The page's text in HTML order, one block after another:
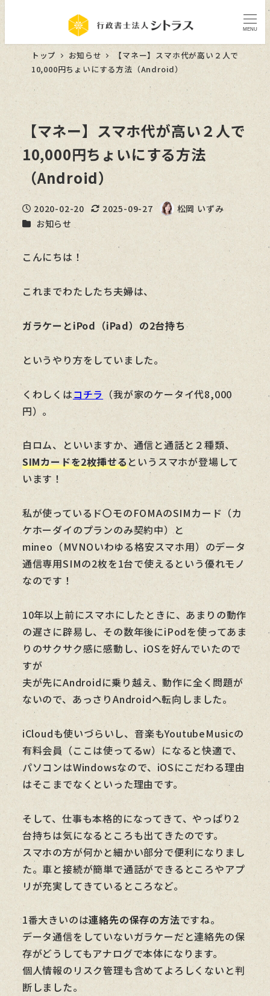
MENU
トップ お知らせ
【マネー】スマホ代が高い２人で
10,000円ちょいにする方法（Android）
【マネー】スマホ代が高い２人で
10,000円ちょいにする方法
（Android）
投稿日
2020-02-20
更新日
2025-09-27
著
者
松岡 いずみ
カテゴリー
お知らせ
こんにちは！
これまでわたしたち夫婦は、
ガラケーとiPod（iPad）の2台持ち
というやり方をしていました。
くわしくはコチラ （我が家のケータイ代8,000
円）。
白ロム、といいますか、通信と通話と２種類、
SIMカードを2枚挿せるというスマホが登場して
います！
私が使っているド〇モのFOMAのSIMカード（カ
ケホーダイのプランのみ契約中）と
mineo（MVNOいわゆる格安スマホ用）のデータ
通信専用SIMの2枚を1台で使えるという優れモノ
なのです！
10年以上前にスマホにしたときに、あまりの動作
の遅さに辟易し、その数年後にiPodを使ってあま
りのサクサク感に感動し、iOSを好んでいたので
すが
夫が先にAndroidに乗り越え、動作に全く問題が
ないので、あっさりAndroidへ転向しました。
iCloudも使いづらいし、音楽もYoutubeMusicの
有料会員（ここは使ってるw）になると快適で、
パソコンはWindowsなので、iOSにこだわる理由
はそこまでなくといった理由です。
そして、仕事も本格的になってきて、やっぱり2
台持ちは気になるところも出てきたのです。
スマホの方が何かと細かい部分で便利になりまし
た。車と接続が簡単で通話ができるところやアプ
リが充実してきているところなど。
1番大きいのは連絡先の保存の方法ですね。
データ通信をしていないガラケーだと連絡先の保
存がどうしてもアナログで本体になります。
個人情報のリスク管理も含めてよろしくないと判
断しました。